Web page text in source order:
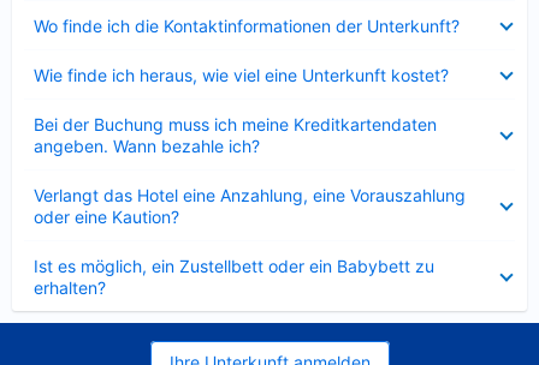
Wo finde ich die Kontaktinformationen der Unterkunft?
Wie finde ich heraus, wie viel eine Unterkunft kostet?
Bei der Buchung muss ich meine Kreditkartendaten
angeben. Wann bezahle ich?
Verlangt das Hotel eine Anzahlung, eine Vorauszahlung
oder eine Kaution?
Ist es möglich, ein Zustellbett oder ein Babybett zu
erhalten?